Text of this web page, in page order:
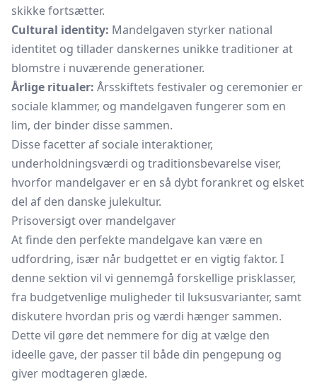
skikke fortsætter.
Cultural identity: Mandelgaven styrker national
identitet og tillader danskernes unikke traditioner at
blomstre i nuværende generationer.
Årlige ritualer: Årsskiftets festivaler og ceremonier er
sociale klammer, og mandelgaven fungerer som en
lim, der binder disse sammen.
Disse facetter af sociale interaktioner,
underholdningsværdi og traditionsbevarelse viser,
hvorfor mandelgaver er en så dybt forankret og elsket
del af den danske julekultur.
Prisoversigt over mandelgaver
At finde den perfekte mandelgave kan være en
udfordring, især når budgettet er en vigtig faktor. I
denne sektion vil vi gennemgå forskellige prisklasser,
fra budgetvenlige muligheder til luksusvarianter, samt
diskutere hvordan pris og værdi hænger sammen.
Dette vil gøre det nemmere for dig at vælge den
ideelle gave, der passer til både din pengepung og
giver modtageren glæde.